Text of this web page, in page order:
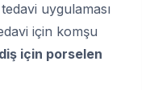
uygulaması
için komşu
için porselen